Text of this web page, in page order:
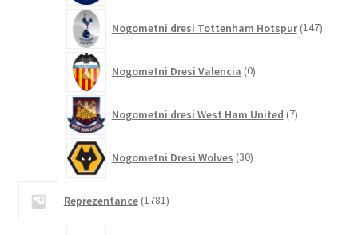
Nogometni dresi Tottenham Hotspur 147
Nogometni Dresi Valencia 0izdelkov
Nogometni dresi West Ham United 7izdelkov
Nogometni Dresi Wolves 30izdelkov
Reprezentance 1781izdelkov